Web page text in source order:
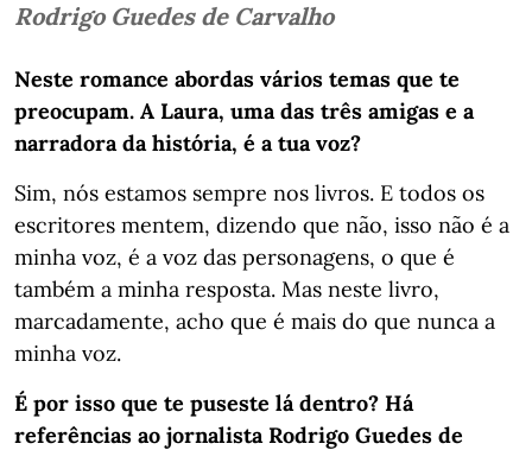
Rodrigo Guedes de Carvalho
Neste romance abordas vários temas que te
preocupam. A Laura, uma das três amigas e a
narradora da história, é a tua voz?
Sim, nós estamos sempre nos livros. E todos os
escritores mentem, dizendo que não, isso não é a
minha voz, é a voz das personagens, o que é
também a minha resposta. Mas neste livro,
marcadamente, acho que é mais do que nunca a
minha voz.
É por isso que te puseste lá dentro? Há
referências ao jornalista Rodrigo Guedes de